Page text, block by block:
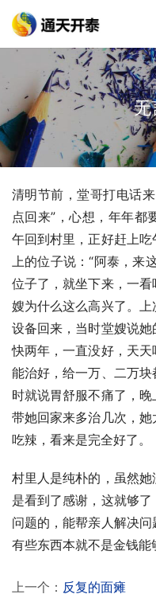
无
清明节前，堂哥打电话
点回来”，心想，年年都
午回到村里，正好赶上
上的位子说：“阿泰，来
位子了，就坐下来，一
嫂为什么这么高兴了。
设备回来，当时堂嫂说
快两年，一直没好，天
能治好，给一万、二万
时就说胃舒服不痛了，
带她回家来多治几次，
吃辣，看来是完全好了。
村里人是纯朴的，虽然
是看到了感谢，这就够
问题的，能帮亲人解决
有些东西本就不是金钱能
上一个： 反复的面瘫